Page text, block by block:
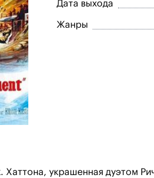
Дата выхода
Жанры
украшенная дуэтом